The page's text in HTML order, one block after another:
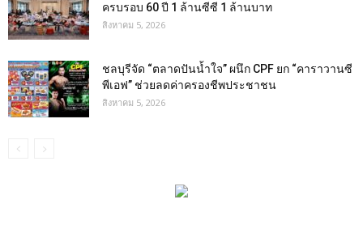
ครบรอบ 60 ปี 1 ล้านซีซี 1 ล้านบาท
สิงหาคม 5, 2026
ชลบุรีจัด “ตลาดปันน้ำใจ” ผนึก CPF ยก “คาราวานซี
พีเอฟ” ช่วยลดค่าครองชีพประชาชน
สิงหาคม 5, 2026